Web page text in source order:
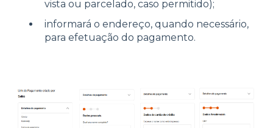
vista ou parcelado, caso permitido);
informará o endereço, quando necessário,
para efetuação do pagamento.